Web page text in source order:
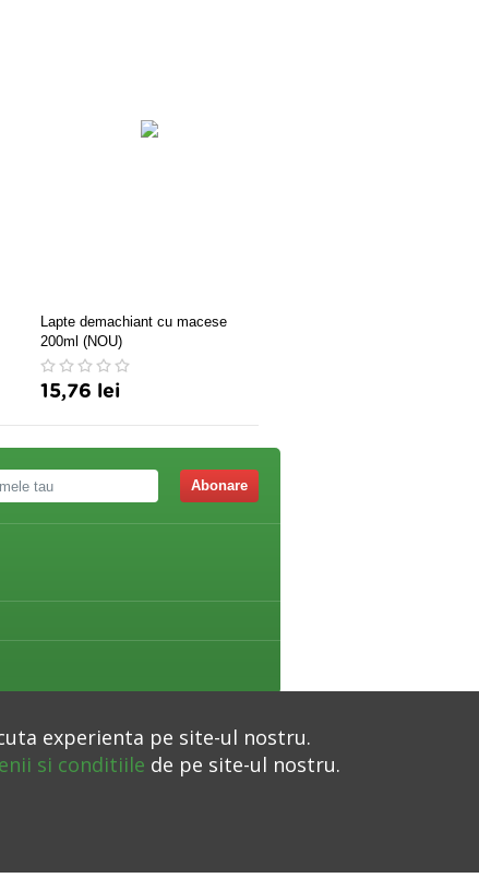
Lapte demachiant cu macese
200ml (NOU)
15,76 lei
Abonare
experienta pe site-ul nostru.
si conditiile de pe site-ul nostru.